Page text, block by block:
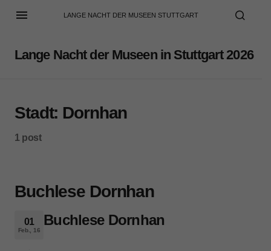
LANGE NACHT DER MUSEEN STUTTGART
Lange Nacht der Museen in Stuttgart 2026
Stadt: Dornhan
1 post
Buchlese Dornhan
01
Feb., 16
Buchlese Dornhan